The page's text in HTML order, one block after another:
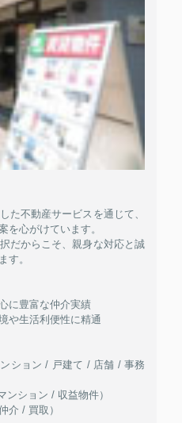
た不動産サービスを通じて、
を心がけています。
だからこそ、親身な対応と誠
す。
に豊富な仲介実績
や生活利便性に精通
ション / 戸建て / 店舗 / 事務
ンション / 収益物件）
介 / 買取）